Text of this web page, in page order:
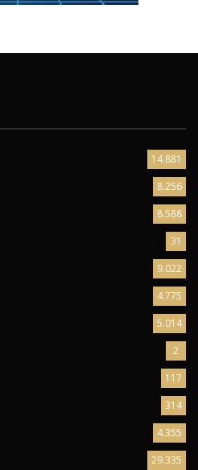
14.881
8.256
8.588
31
9.022
4.775
5.014
2
117
314
4.355
29.335